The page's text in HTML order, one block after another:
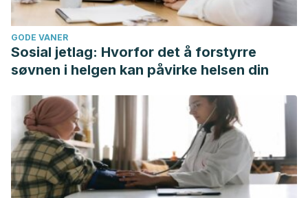
GODE VANER
Sosial jetlag: Hvorfor det å forstyrre
søvnen i helgen kan påvirke helsen din